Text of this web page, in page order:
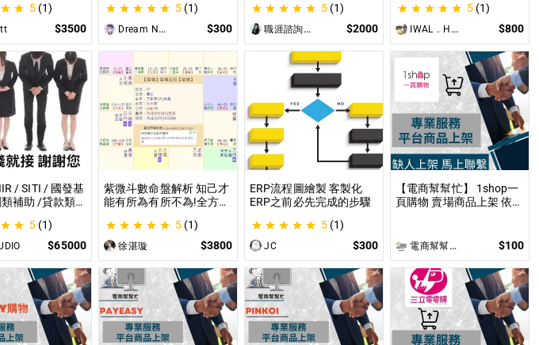
擇到設備挑
線解答，輕鬆
智慧生活
5 (1)
$3500
理吧！ 這是為使用
CCFOLIA的TRPG主持人
（GM）們所開設的項
目，主要是為了讓主持人
能少準備一些東西。
5 (1)
Dream Night Butterfly $300
學、目標職缺討論
5 (1)
職涯諮詢師 阿紫 $2000
只占卜，更解決問題｜曼
陀羅禪卡情緒解析，打破
人生卡關循環
5 (1)
IWAL．HANI $800
/ SITI / 國發基
補助 /貸款類
/ 國發基金 / 新
/貸款類計畫等
5 (1)
$65000
紫微斗數命盤解析 知己才
能有所為有所不為!全方位
5 (1)
徐湛璇 $3800
ERP流程圖繪製 客製化
ERP之前必先完成的步驟
5 (1)
JC $300
【電商幫幫忙】 1shop一
頁購物 賣場商品上架 依照
電商幫幫忙(電商平台代營運/電商上架/運營策略/網路行銷) $100